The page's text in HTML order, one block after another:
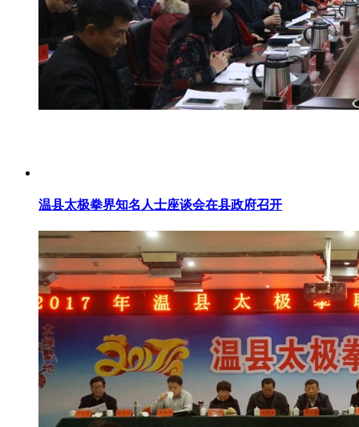
温县太极拳界知名人士座谈会在县政府召开